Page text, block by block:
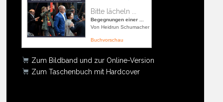
Bitte lächeln ...
Begegnungen einer ...
Von Heidrun Schumacher
Buchvorschau
Zum Bildband und zur Online-Version
Zum Taschenbuch mit Hardcover